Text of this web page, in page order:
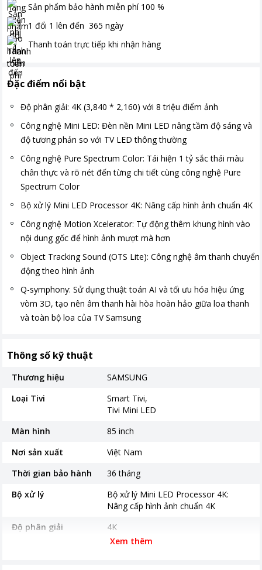
Sản phẩm bảo hành miễn phí 100 %
1 đổi 1 lên đến 365 ngày
Thanh toán trực tiếp khi nhận hàng
Đặc điểm nổi bật
Độ phân giải: 4K (3,840 * 2,160) với 8 triệu điểm ảnh
Công nghệ Mini LED: Đèn nền Mini LED nâng tầm độ sáng và
độ tương phản so với TV LED thông thường
Công nghệ Pure Spectrum Color: Tái hiện 1 tỷ sắc thái màu
chân thực và rõ nét đến từng chi tiết cùng công nghệ Pure
Spectrum Color
Bộ xử lý Mini LED Processor 4K: Nâng cấp hình ảnh chuẩn 4K
Công nghệ Motion Xcelerator: Tự động thêm khung hình vào
nội dung gốc để hình ảnh mượt mà hơn
Object Tracking Sound (OTS Lite): Công nghệ âm thanh chuyển
động theo hình ảnh
Q-symphony: Sử dụng thuật toán AI và tối ưu hóa hiệu ứng
vòm 3D, tạo nên âm thanh hài hòa hoàn hảo giữa loa thanh
và toàn bộ loa của TV Samsung
Thông số kỹ thuật
Thương hiệu
SAMSUNG
Loại Tivi
Smart Tivi
Tivi Mini LED
Màn hình
85 inch
Nơi sản xuất
Việt Nam
Thời gian bảo hành
36 tháng
Bộ xử lý
Bộ xử lý Mini LED Processor 4K:
Nâng cấp hình ảnh chuẩn 4K
Độ phân giải
4K
TizenOS
Xem thêm